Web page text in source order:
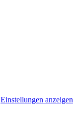
Einstellungen anzeigen